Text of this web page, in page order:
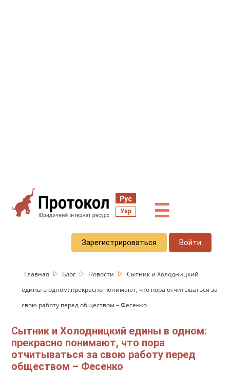
Рус
Укр ☰
Зарегистрироваться Войти
Главная Блог Новости
Сытник и Холодницкий
едины в одном: прекрасно понимают, что пора отчитываться за
свою работу перед обществом – Фесенко
Сытник и Холодницкий едины в одном:
прекрасно понимают, что пора
отчитываться за свою работу перед
обществом – Фесенко